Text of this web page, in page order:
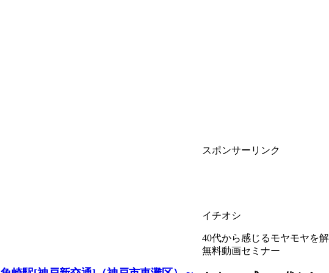
スポンサーリンク
イチオシ
40代から感じるモヤモヤを
無料動画セミナー